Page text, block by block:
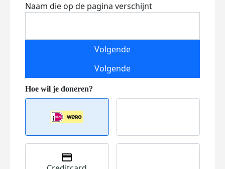
Naam die op de pagina verschijnt
Volgende
Volgende